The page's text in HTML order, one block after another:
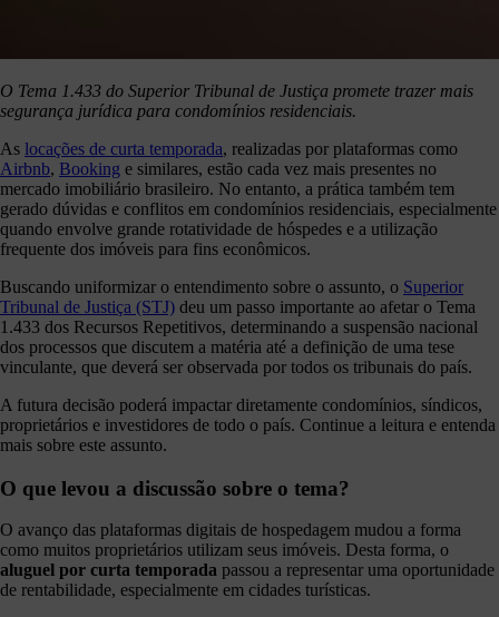
O Tema 1.433 do Superior Tribunal de Justiça promete trazer mais
segurança jurídica para condomínios residenciais.
As locações de curta temporada, realizadas por plataformas como
Airbnb, Booking e similares, estão cada vez mais presentes no
mercado imobiliário brasileiro. No entanto, a prática também tem
gerado dúvidas e conflitos em condomínios residenciais, especialmente
quando envolve grande rotatividade de hóspedes e a utilização
frequente dos imóveis para fins econômicos.
Buscando uniformizar o entendimento sobre o assunto, o Superior
Tribunal de Justiça (STJ) deu um passo importante ao afetar o Tema
1.433 dos Recursos Repetitivos, determinando a suspensão nacional
dos processos que discutem a matéria até a definição de uma tese
vinculante, que deverá ser observada por todos os tribunais do país.
A futura decisão poderá impactar diretamente condomínios, síndicos,
proprietários e investidores de todo o país. Continue a leitura e entenda
mais sobre este assunto.
O que levou a discussão sobre o tema?
O avanço das plataformas digitais de hospedagem mudou a forma
como muitos proprietários utilizam seus imóveis. Desta forma, o
aluguel por curta temporada passou a representar uma oportunidade
de rentabilidade, especialmente em cidades turísticas.